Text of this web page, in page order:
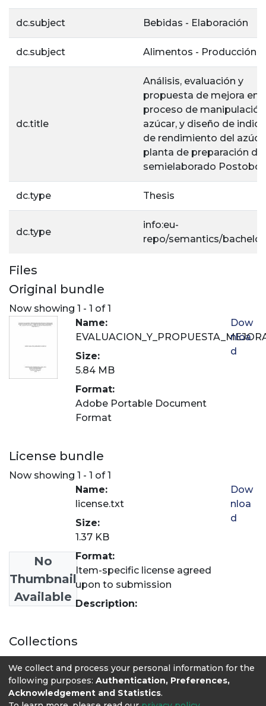
dc.subject Bebidas - Elaboración
dc.subject Alimentos - Producción
dc.title
Análisis, evaluación y
propuesta de mejora en
proceso de
azúcar, y diseño de
de rendimiento del
planta de preparación de
semielaborado
dc.type Thesis
dc.type
info:eu-
repo/semantics/
Files
Original bundle
Now showing 1 - 1 of 1
Name:
Size:
5.84 MB
Format:
Adobe Portable Document
Format
Dow
nloa
d
License bundle
Now showing 1 - 1 of 1
No
Thumbnail
Available
Name:
license.txt
Size:
1.37 KB
Format:
Item-specific license agreed
upon to submission
Description:
Dow
nloa
d
Collections
Ingeniería Industrial
We collect and process your personal information for the
following purposes: Authentication, Preferences,
Acknowledgement and Statistics.